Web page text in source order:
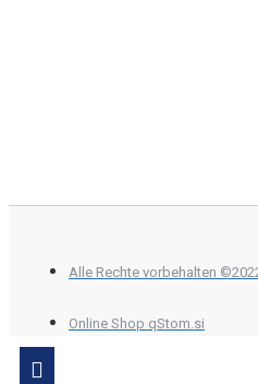
Alle Rechte vorbehalten
Online Shop qStom.si